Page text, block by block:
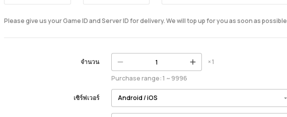
Please give us your Game ID and Server ID for delivery. We will top up for you as soon as
จำนวน
× 1
Purchase range: 1 ~ 9996
เซิร์ฟเวอร์